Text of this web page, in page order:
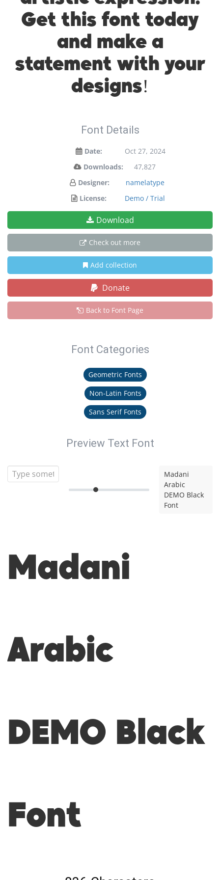
Get this font today
and make a
statement with your
designs!
Font Details
Date:
Oct 27, 2024
Downloads:
47,827
Designer:
namelatype
License:
Demo / Trial
Download
Check out more
Add collection
Donate
Back to Font Page
Font Categories
Geometric Fonts
Non-Latin Fonts
Sans Serif Fonts
Preview Text Font
Madani
Arabic
DEMO Black
Font
Madani
Arabic
DEMO Black
Font